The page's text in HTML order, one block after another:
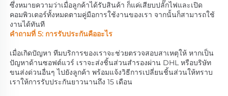
ซึ่งหมายความว่าเมื่อลูกค้าได้รับสินค้า ก็แค่เสียบปลั๊กไฟและเปิด
คอมพิวเตอร์ทั้งหมดตามคู่มือการใช้งานของเรา จากนั้นก็สามารถใช้
งานได้ทันที
คำถามที่ 5: การรับประกันคืออะไร
เมื่อเกิดปัญหา ทีมบริการของเราจะช่วยตรวจสอบสาเหตุให้ หากเป็น
ปัญหาด้านซอฟต์แวร์ เราจะส่งชิ้นส่วนสำรองผ่าน DHL หรือบริษัท
ขนส่งด่วนอื่นๆ ไปยังลูกค้า พร้อมแจ้งวิธีการเปลี่ยนชิ้นส่วนให้ทราบ
เราให้การรับประกันยาวนานถึง 15 เดือน